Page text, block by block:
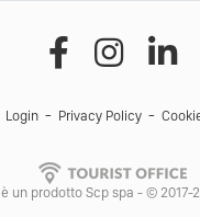
Login Privacy Policy
è un prodotto Scp spa - © 2017-